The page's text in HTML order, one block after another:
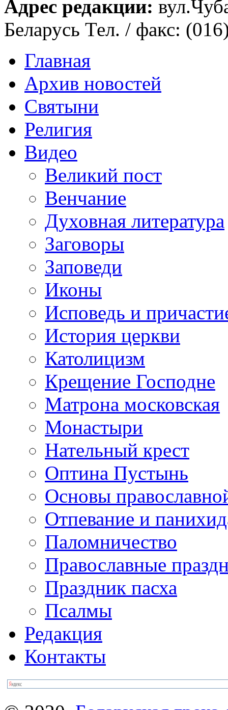
Адрес редакции:
Беларусь Тел. / факс:
Главная
Архив новостей
Святыни
Религия
Видео
Великий пост
Венчание
Духовная литература
Заговоры
Заповеди
Иконы
Исповедь и
История церкви
Католицизм
Крещение Господне
Матрона московская
Монастыри
Нательный крест
Оптина Пустынь
Основы
Отпевание и
Паломничество
Православные
Праздник пасха
Псалмы
Редакция
Контакты